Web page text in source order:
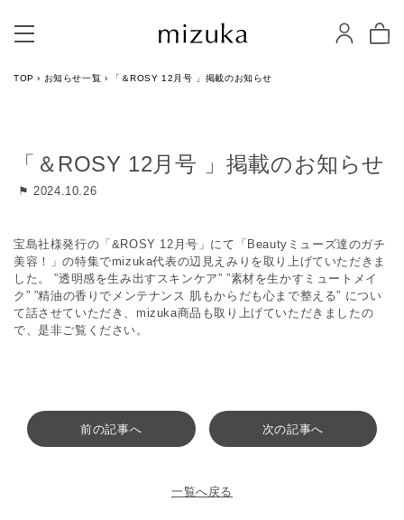
TOP › お知らせ一覧 › 「＆ROSY 12月号 」掲載のお知らせ
「＆ROSY 12月号 」掲載のお知らせ
⚑ 2024.10.26
宝島社様発行の「&ROSY 12月号」にて「Beautyミューズ達のガチ
美容！」の特集でmizuka代表の辺見えみりを取り上げていただきま
した。 ”透明感を生み出すスキンケア” ”素材を生かすミュートメイ
ク” ”精油の香りでメンテナンス 肌もからだも心まで整える” につい
て話させていただき、mizuka商品も取り上げていただきましたの
で、是非ご覧ください。
前の記事へ
一覧へ戻る
次の記事へ